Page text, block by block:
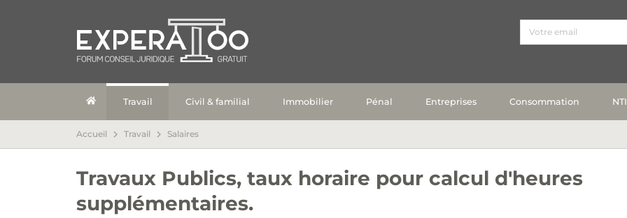
Travail Civil & familial Immobilier Pénal Entreprises Consommation
Accueil Travail Salaires
Travaux Publics, taux horaire pour calcul d'heures
supplémentaires.